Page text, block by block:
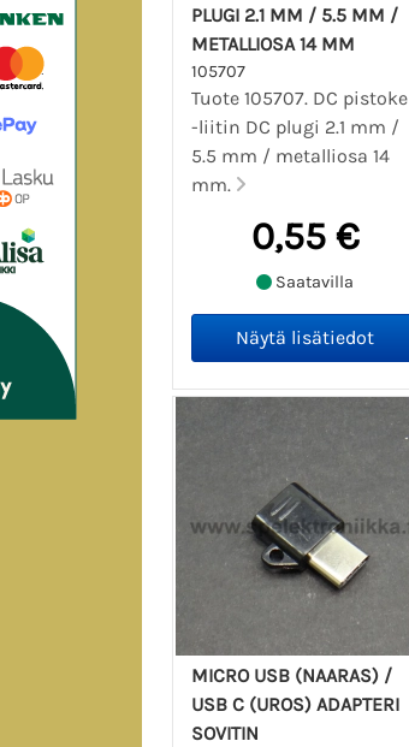
PLUGI 2.1 MM / 5.5 MM /
METALLIOSA 14 MM
105707
Tuote 105707. DC pistoke
-liitin DC plugi 2.1 mm /
5.5 mm / metalliosa 14
mm.
0,55 €
Saatavilla
MICRO USB (NAARAS) /
USB C (UROS) ADAPTERI
SOVITIN